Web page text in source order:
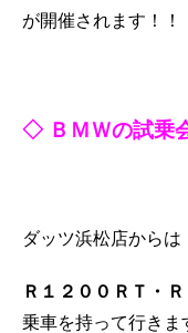
が開催されます！！
◇ ＢＭＷの試乗
ダッツ浜松店からは
Ｒ１２００ＲＴ・
乗車を持って行きま